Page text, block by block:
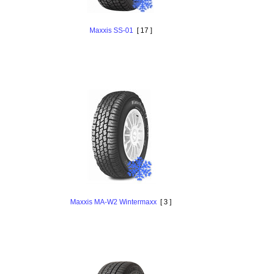
Maxxis SS-01 [ 17 ]
Maxxis MA-W2 Wintermaxx[ 3 ]